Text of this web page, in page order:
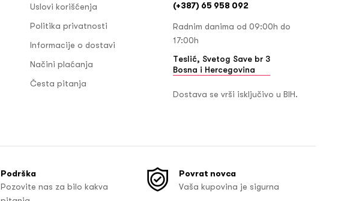
Uslovi korišćenja
Politika privatnosti
Informacije o dostavi
Načini plaćanja
Česta pitanja
(+387) 65 958 092
Radnim danima od 09:00h do
17:00h
Teslić, Svetog Save br 3
Bosna i Hercegovina
Dostava se vrši isključivo u BIH.
Podrška
Pozovite nas za bilo kakva
Povrat novca
Vaša kupovina je sigurna